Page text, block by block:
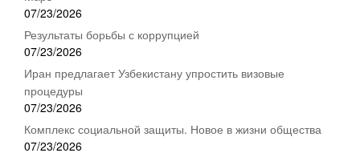
07/23/2026
Результаты борьбы с коррупцией
07/23/2026
Иран предлагает Узбекистану упростить визовые
процедуры
07/23/2026
Комплекс социальной защиты. Новое в жизни общества
07/23/2026